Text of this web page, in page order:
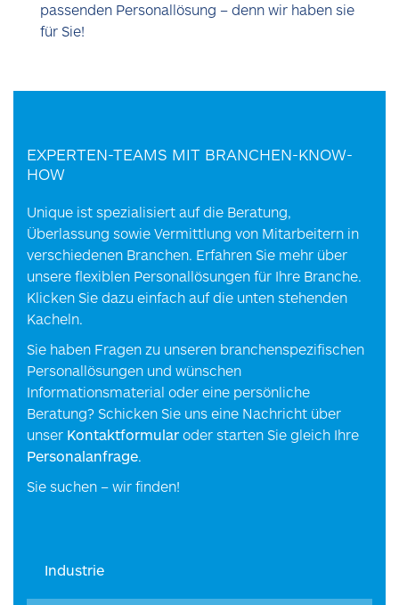
passenden Personallösung – denn wir haben sie
für Sie!
EXPERTEN-TEAMS MIT BRANCHEN-KNOW-
HOW
Unique ist spezialisiert auf die Beratung,
Überlassung sowie Vermittlung von Mitarbeitern in
verschiedenen Branchen. Erfahren Sie mehr über
unsere flexiblen Personallösungen für Ihre Branche.
Klicken Sie dazu einfach auf die unten stehenden
Kacheln.
Sie haben Fragen zu unseren branchenspezifischen
Personallösungen und wünschen
Informationsmaterial oder eine persönliche
Beratung? Schicken Sie uns eine Nachricht über
unser Kontaktformular oder starten Sie gleich Ihre
Personalanfrage.
Sie suchen – wir finden!
Industrie